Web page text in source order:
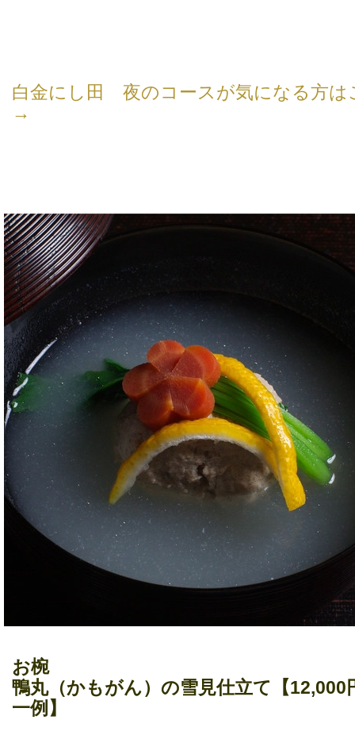
白金にし田 夜のコースが気になる方は
→
お椀
鴨丸（かもがん）の雪見仕立て 【
一例】